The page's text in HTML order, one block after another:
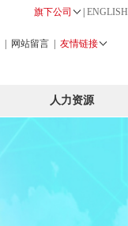
旗下公司 ENGLISH
网站留言 友情链接
人力资源